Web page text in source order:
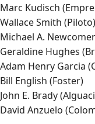
Marc Kudisch
Wallace Smith (Piloto)
Michael A.
Geraldine Hughes
Adam Henry Garcia
Bill English (Foster)
John E. Brady
David Anzuelo